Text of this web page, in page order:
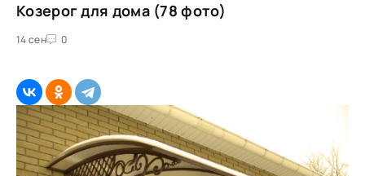
Козерог для дома (78 фото)
14 сен 0